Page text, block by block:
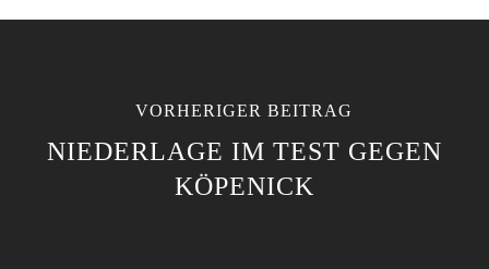
VORHERIGER BEITRAG
NIEDERLAGE IM TEST GEGEN
KÖPENICK